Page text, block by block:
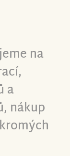
na
a
nákup